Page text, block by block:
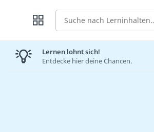
Suche
Lernen lohnt sich!
Entdecke hier deine Chancen.